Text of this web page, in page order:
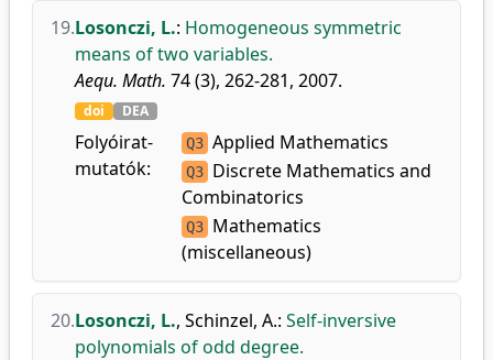
19.Losonczi, L.: Homogeneous symmetric
means of two variables.
Aequ. Math. 74 (3), 262-281, 2007.
doi DEA
Folyóirat-
mutatók:
Q3 Applied Mathematics
Q3 Discrete Mathematics and
Combinatorics
Q3 Mathematics
(miscellaneous)
20.Losonczi, L., Schinzel, A.: Self-inversive
polynomials of odd degree.